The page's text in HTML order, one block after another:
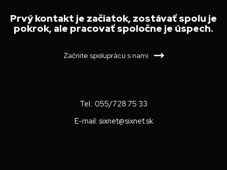
Prvý kontakt je začiatok, zostávať spolu je
pokrok, ale pracovať spoločne je úspech.
Začnite spoluprácu s nami
Tel.: 055/728 75 33
E-mail: sixnet@sixnet.sk